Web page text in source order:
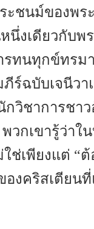
ชนม์ของพร
นึ่งเดียวกับพ
ทนทุกข์ทรม
ฉบับเจนีวา
กวิชาการชา
วกเขารู้ว่า
ช่เพียงแต่ “
งคริสเตียน